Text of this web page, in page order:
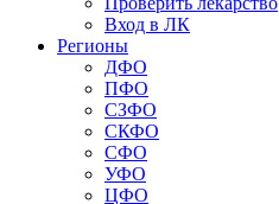
Вход в ЛК
Регионы
ДФО
ПФО
СЗФО
СКФО
СФО
УФО
ЦФО